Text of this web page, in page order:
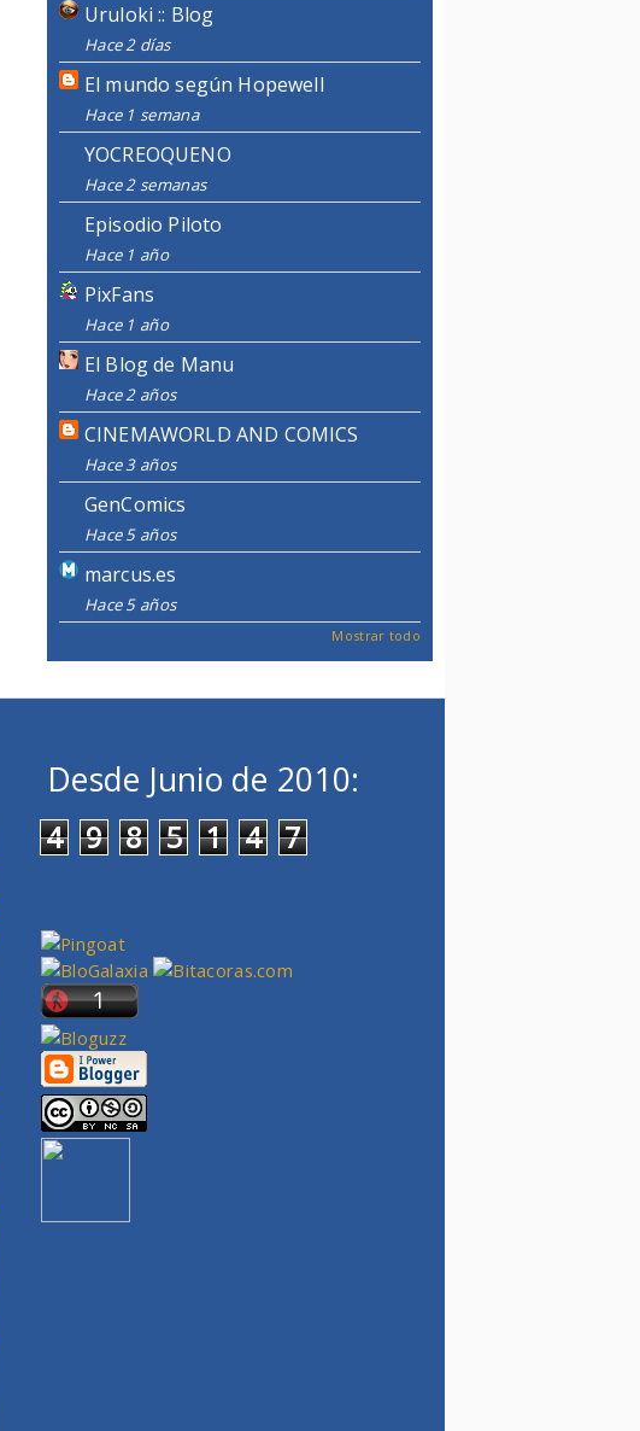
Uruloki :: Blog
Hace 2 días
El mundo según Hopewell
Hace 1 semana
YOCREOQUENO
Hace 2 semanas
Episodio Piloto
Hace 1 año
PixFans
Hace 1 año
El Blog de Manu
Hace 2 años
CINEMAWORLD AND COMICS
Hace 3 años
GenComics
Hace 5 años
marcus.es
Hace 5 años
Mostrar todo
Desde Junio de 2010:
4 9 8 5 1 4 7